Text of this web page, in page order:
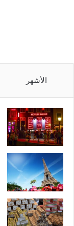
الأشهر